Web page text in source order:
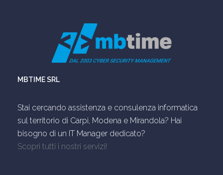
MBTIME SRL
Stai cercando assistenza e consulenza informatica
sul territorio di Carpi, Modena e Mirandola? Hai
bisogno di un IT Manager dedicato?
Scopri tutti i nostri servizi!